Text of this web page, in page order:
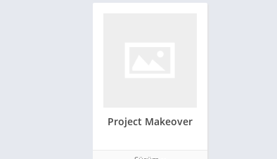
Project Makeover